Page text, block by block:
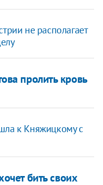
не располагает
пролить кровь
к Княжицкому с
бить своих